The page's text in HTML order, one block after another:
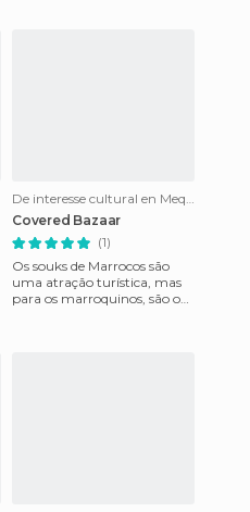
De interesse cultural en Mequínez
Covered Bazaar
(1)
Os souks de Marrocos são
uma atração turística, mas
para os marroquinos, são o